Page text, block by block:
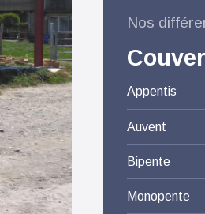
Nos
Appentis
Auvent
Bipente
Monopente